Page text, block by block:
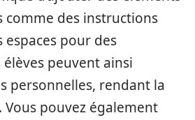
comme des instructions
espaces pour des
peuvent ainsi
personnelles, rendant la
pouvez également